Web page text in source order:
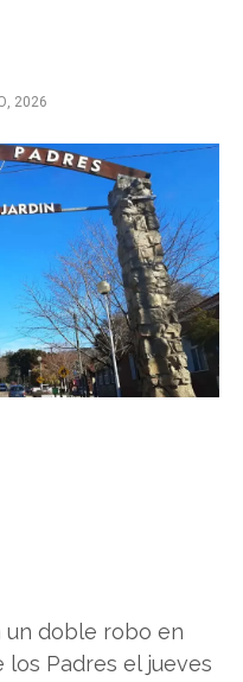
2026
doble robo en
los Padres el jueves